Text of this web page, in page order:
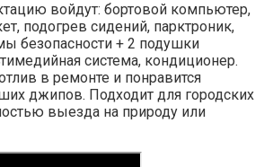
войдут: бортовой компьютер,
подогрев сидений, парктроник,
безопасности + 2 подушки
система, кондиционер.
в ремонте и понравится
джипов. Подходит для городских
выезда на природу или